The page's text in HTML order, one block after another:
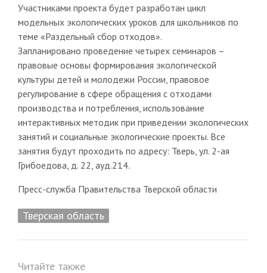
Участниками проекта будет разработан цикл
модельных экологических уроков для школьников по
теме «Раздельный сбор отходов».
Запланировано проведение четырех семинаров –
правовые основы формирования экологической
культуры детей и молодежи России, правовое
регулирование в сфере обращения с отходами
производства и потребления, использование
интерактивных методик при приведении экологических
занятий и социальные экологические проекты. Все
занятия будут проходить по адресу: Тверь, ул. 2-ая
Грибоедова, д. 22, ауд.214.
Пресс-служба Правительства Тверской области
Тверская область
Читайте также